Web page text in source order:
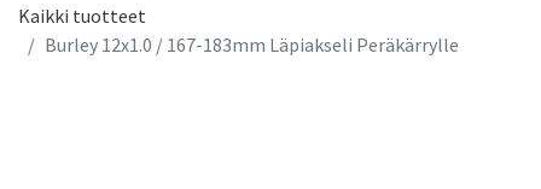
Kaikki tuotteet
Burley 12x1.0 / 167-183mm Läpiakseli Peräkärrylle